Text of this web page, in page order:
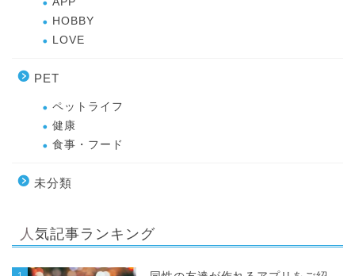
HOBBY
LOVE
PET
ペットライフ
健康
食事・フード
未分類
人気記事ランキング